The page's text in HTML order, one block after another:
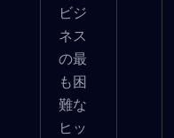
ビジ
ネス
の最
も困
難な
ヒッ